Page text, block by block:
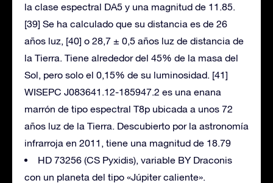
la clase espectral DA5 y una magnitud de 11.85.
[39] Se ha calculado que su distancia es de 26
años luz, [40] o 28,7 ± 0,5 años luz de distancia de
la Tierra. Tiene alrededor del 45% de la masa del
Sol, pero solo el 0,15% de su luminosidad. [41]
WISEPC J083641.12-185947.2 es una enana
marrón de tipo espectral T8p ubicada a unos 72
años luz de la Tierra. Descubierto por la astronomía
infrarroja en 2011, tiene una magnitud de 18.79
HD 73256 (CS Pyxidis), variable BY Draconis
con un planeta del tipo «Júpiter caliente».